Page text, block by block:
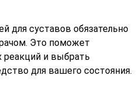
для суставов обязательно
Это поможет
реакций и выбрать
для вашего состояния.